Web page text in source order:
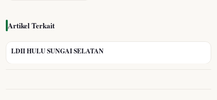
Artikel Terkait
LDII HULU SUNGAI SELATAN